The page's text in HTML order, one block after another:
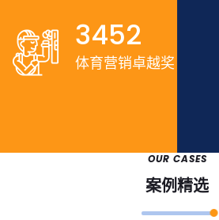
3452
体育营销卓越奖
OUR CASES
案例精选